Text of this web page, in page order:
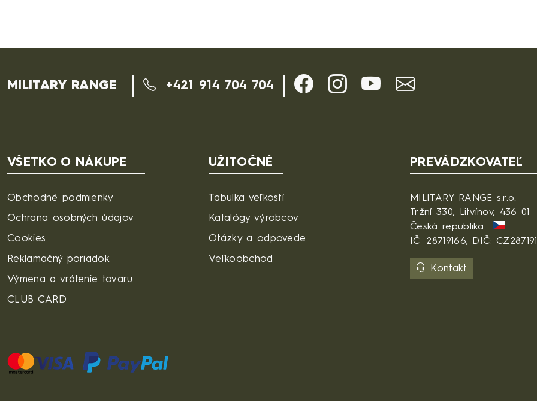
MILITARY RANGE +421 914 704 704
VŠETKO O NÁKUPE
Obchodné podmienky
Ochrana osobných údajov
Cookies
Reklamačný poriadok
Výmena a vrátenie tovaru
CLUB CARD
UŽITOČNÉ
Tabulka veľkostí
Katalógy výrobcov
Otázky a odpovede
Veľkoobchod
PREVÁDZKOVATEĽ
MILITARY RANGE s.r.o.
Tržní 330, Litvínov, 436 01
Česká republika
IČ: 28719166, DIČ:
Kontakt